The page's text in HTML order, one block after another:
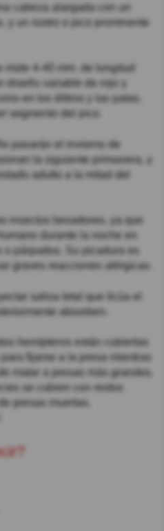
cabeza alargada con un
y un rostro o pico prominente
mide 4-40 mm. de longitud
diseño variable de rojo y
en los élitros y las patas.
segmento del pico.
pasarán el invierno de
la siguiente primavera, y
adulto a la mitad del
insectos besadores, ya que
durante la noche en
párpados. Su picadura es
graves reacciones alérgicas.
saliva letal que licúa el
absorben.
hemípteros están cubiertas
fijarse a la presa mientras
matar a presas más grandes.
se cubren con restos
presas muertas.